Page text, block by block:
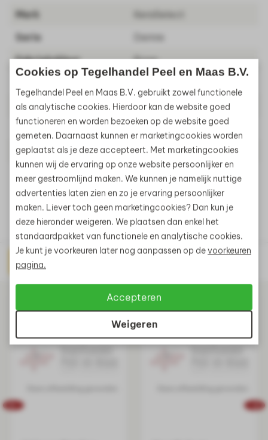
Merk
Serie
Fabriekskleur
Bone
Breedte
20
Lengte
25
Aantal In Doos
20
Artikelnummer
KS003158
Direct prijs aanvragen
Cookies op Tegelhandel Peel en Maas B.V.
Tegelhandel Peel en Maas B.V. gebruikt zowel functionele
als analytische cookies. Hierdoor kan de website goed
functioneren en worden bezoeken op de website goed
gemeten. Daarnaast kunnen er marketingcookies worden
geplaatst als je deze accepteert. Met marketingcookies
kunnen wij de ervaring op onze website persoonlijker en
meer gestroomlijnd maken. We kunnen je namelijk nuttige
advertenties laten zien en zo je ervaring persoonlijker
maken. Liever toch geen marketingcookies? Dan kun je
deze hieronder weigeren. We plaatsen dan enkel het
standaardpakket van functionele en analytische cookies.
Je kunt je voorkeuren later nog aanpassen op devoorkeuren
pagina.
Accepteren
Weigeren